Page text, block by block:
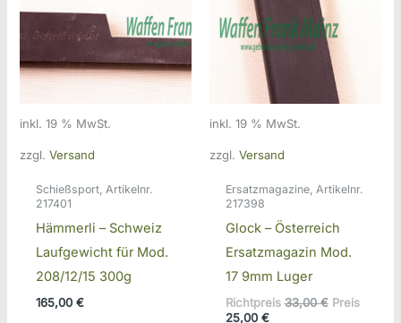
inkl. 19 % MwSt.
zzgl.Versand
Schießsport, Artikelnr.
217401
Hämmerli – Schweiz
Laufgewicht für Mod.
208/12/15 300g
165,00 €
inkl. 19 % MwSt.
zzgl. Versand
Ersatzmagazine, Artikelnr.
217398
Glock – Österreich
Ersatzmagazin Mod.
17 9mm Luger
Richtpreis 33,00€ Preis
25,00 €Aktueller